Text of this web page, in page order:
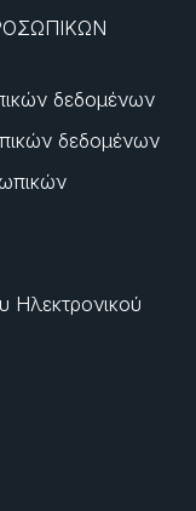
δεδομένων
δεδομένων
Ηλεκτρονικού